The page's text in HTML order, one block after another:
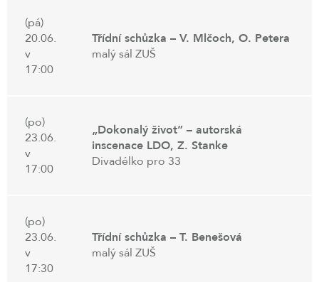
(pá)
20.06.
v
17:00
Třídní schůzka – V. Mlčoch, O. Petera
malý sál ZUŠ
(po)
23.06.
v
17:00
„Dokonalý život” – autorská
inscenace LDO, Z. Stanke
Divadélko pro 33
(po)
23.06.
v
17:30
Třídní schůzka – T. Benešová
malý sál ZUŠ